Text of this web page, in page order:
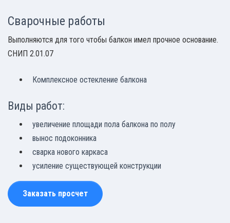
Сварочные работы
Выполняются для того чтобы балкон имел прочное основание.
СНИП 2.01.07
Комплексное остекление балкона
Виды работ:
увеличение площади пола балкона по полу
вынос подоконника
сварка нового каркаса
усиление существующей конструкции
Заказать просчет